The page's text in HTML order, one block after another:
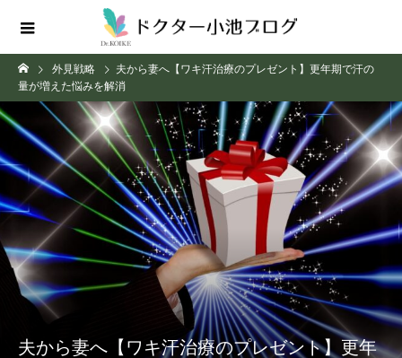
外見戦略
夫から妻へ【ワキ汗治療のプレゼント】更年期で汗の
量が増えた悩みを解消
夫から妻へ【ワキ汗治療のプレゼント】更年